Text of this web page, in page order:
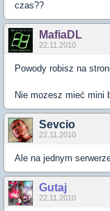
czas??
MafiaDL
22.11.2010
Powody robisz na
Nie mozesz mieć mini
Sevcio
22.11.2010
Ale na jednym
Gutaj
22.11.2010